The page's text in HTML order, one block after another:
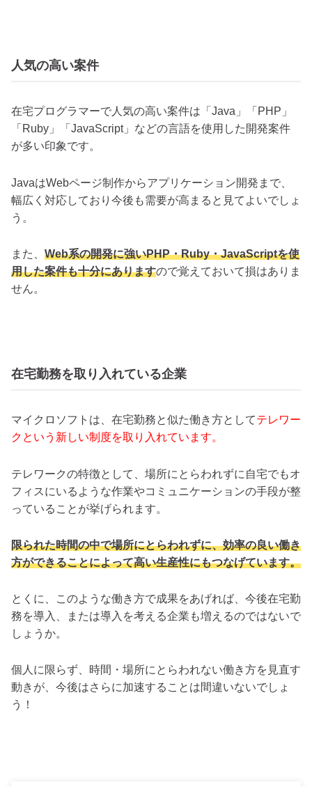
人気の高い案件
在宅プログラマーで人気の高い案件は「Java」「PHP」
「Ruby」「JavaScript」などの言語を使用した開発案件
が多い印象です。
JavaはWebページ制作からアプリケーション開発まで、
幅広く対応しており今後も需要が高まると見てよいでしょ
う。
また、 Web系の開発に強いPHP・Ruby・JavaScriptを使
用した案件も十分にありますので覚えておいて損はありま
せん。
在宅勤務を取り入れている企業
マイクロソフトは、在宅勤務と似た働き方としてテレワー
クという新しい制度を取り入れています。
テレワークの特徴として、場所にとらわれずに自宅でもオ
フィスにいるような作業やコミュニケーションの手段が整
っていることが挙げられます。
限られた時間の中で場所にとらわれずに、効率の良い働き
方ができることによって高い生産性にもつなげています。
とくに、このような働き方で成果をあげれば、今後在宅勤
務を導入、または導入を考える企業も増えるのではないで
しょうか。
個人に限らず、時間・場所にとらわれない働き方を見直す
動きが、今後はさらに加速することは間違いないでしょ
う！